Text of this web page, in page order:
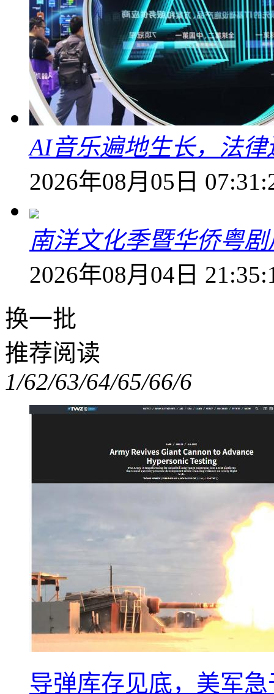
AI音乐遍地生长，法
2026年08月05日
南洋文化季暨华侨粤
2026年08月04日
换一批
推荐阅读
1/62/63/64/65/66/6
导弹库存见底，美军